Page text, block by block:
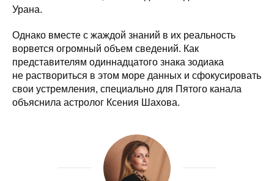
Урана.
Однако вместе с жаждой знаний в их реальность
ворвется огромный объем сведений. Как
представителям одиннадцатого знака зодиака
не раствориться в этом море данных и сфокусировать
свои устремления, специально для Пятого канала
объяснила астролог Ксения Шахова.